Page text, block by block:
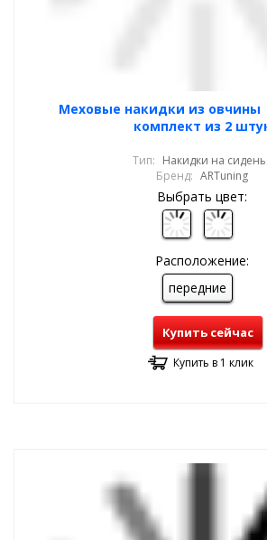
Меховые накидки из овчины
комплект из 2
Тип: Накидки на
Бренд: ARTuning
Выбрать цвет:
Расположение:
передние
Купить сейчас
Купить в 1 клик